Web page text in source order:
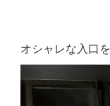
オシャレな入口